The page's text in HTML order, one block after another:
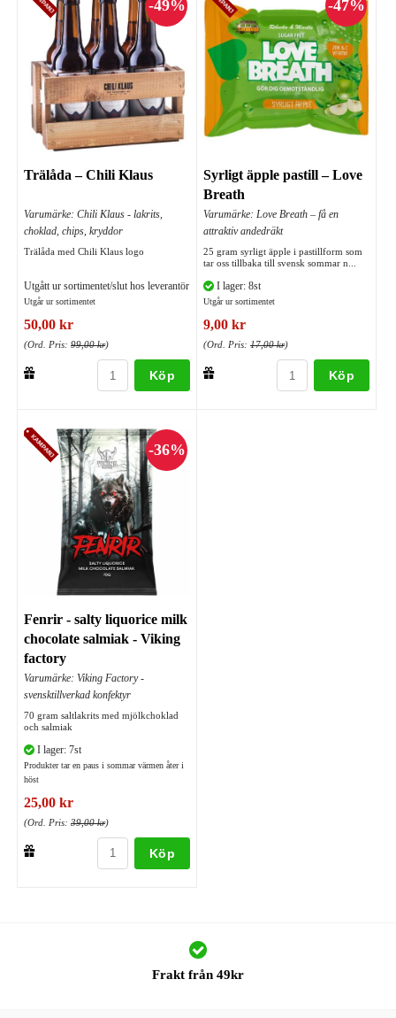
Trälåda – Chili Klaus
Varumärke: Chili Klaus - lakrits,
choklad, chips, kryddor
Trälåda med Chili Klaus logo
Utgått ur sortimentet/slut hos leverantör
Utgår ur sortimentet
50,00 kr
(Ord. Pris: 99,00 kr)
Köp
Syrligt äpple pastill – Love
Breath
Varumärke: Love Breath – få en
attraktiv andedräkt
25 gram syrligt äpple i pastillform som
tar oss tillbaka till svensk sommar n...
I lager: 8st
Utgår ur sortimentet
9,00 kr
(Ord. Pris: 17,00 kr)
Köp
Fenrir - salty liquorice milk
chocolate salmiak - Viking
factory
Varumärke: Viking Factory -
svensktillverkad konfektyr
70 gram saltlakrits med mjölkchoklad
och salmiak
I lager: 7st
Produkter tar en paus i sommar värmen åter i
höst
25,00 kr
(Ord. Pris: 39,00 kr)
Köp
Frakt från 49kr